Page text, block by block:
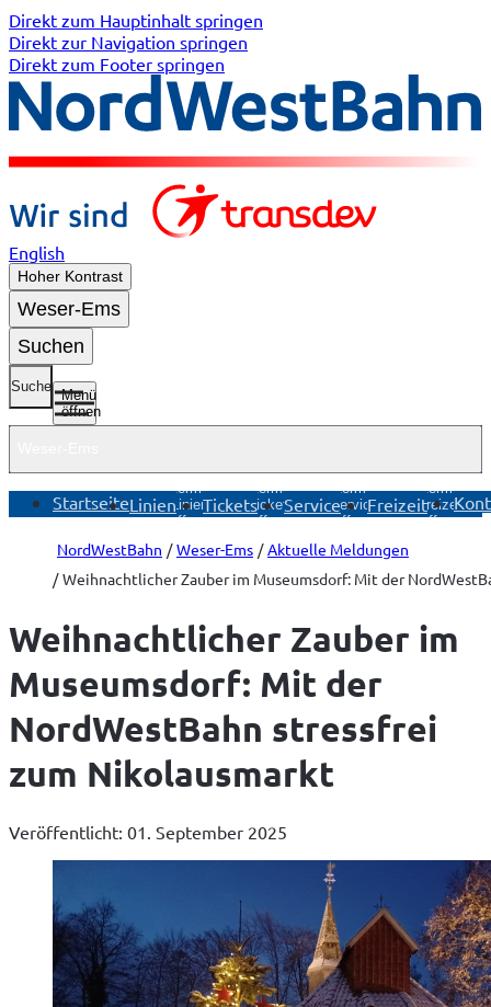
Direkt zum Hauptinhalt springen
Direkt zur Navigation springen
Direkt zum Footer springen
English
Hoher Kontrast
Weser-Ems
Suchen
Suche
Menü
öffnen
StartseiteLinien
Untermenü
Linien
öffnen
Tickets
Untermenü
Tickets
öffnen
Service
Untermenü
Service
öffnen
Freizeit
Untermenü
Freizeit
öffnen
NordWestBahn Weser-Ems
Aktuelle Meldungen
Weihnachtlicher Zauber im Museumsdorf: Mit der
Weihnachtlicher Zauber im
Museumsdorf: Mit der
NordWestBahn stressfrei
zum Nikolausmarkt
Veröffentlicht: 01. September 2025